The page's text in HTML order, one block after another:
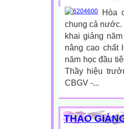
Hòa
chung cả nước.
khai giảng
nâng cao chất
năm học đầu
Thầy hiệu
CBGV -...
THAO